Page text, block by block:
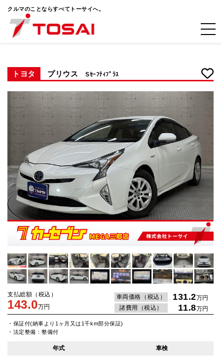
クルマのことならすべてトーサイへ。
トヨタ プリウス Sｾｰﾌﾃｨﾌﾟﾗｽ
支払総額（税込）
143.0万円
車両価格（税込） 131.2万円
諸費用（税込）
11.8万円
・保証付(納車より1ヶ月又は1千km部分保証)
・法定整備：整備付
年式 車検